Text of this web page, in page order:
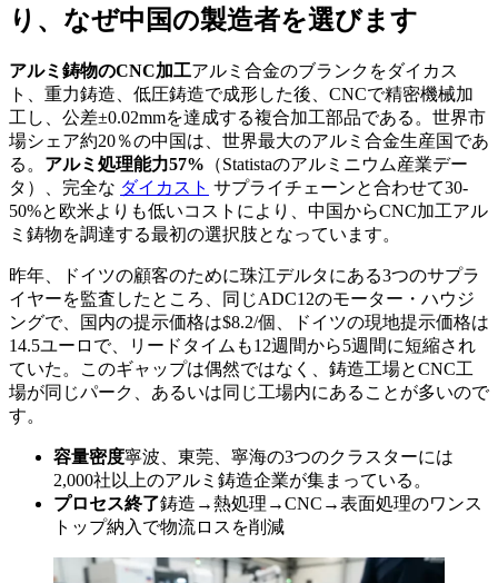
り、なぜ中国の製造者を選びます
アルミ鋳物のCNC加工アルミ合金のブランクをダイカス
ト、重力鋳造、低圧鋳造で成形した後、CNCで精密機械加
工し、公差±0.02mmを達成する複合加工部品である。世界市
場シェア約20％の中国は、世界最大のアルミ合金生産国であ
る。 アルミ処理能力57% （Statistaのアルミニウム産業デー
タ）、完全な ダイカスト サプライチェーンと合わせて30-
50%と欧米よりも低いコストにより、中国からCNC加工アル
ミ鋳物を調達する最初の選択肢となっています。
昨年、ドイツの顧客のために珠江デルタにある3つのサプラ
イヤーを監査したところ、同じADC12のモーター・ハウジ
ングで、国内の提示価格は$8.2/個、ドイツの現地提示価格は
14.5ユーロで、リードタイムも12週間から5週間に短縮され
ていた。このギャップは偶然ではなく、鋳造工場とCNC工
場が同じパーク、あるいは同じ工場内にあることが多いので
す。
容量密度寧波、東莞、寧海の3つのクラスターには
2,000社以上のアルミ鋳造企業が集まっている。
プロセス終了鋳造→熱処理→CNC→表面処理のワンス
トップ納入で物流ロスを削減